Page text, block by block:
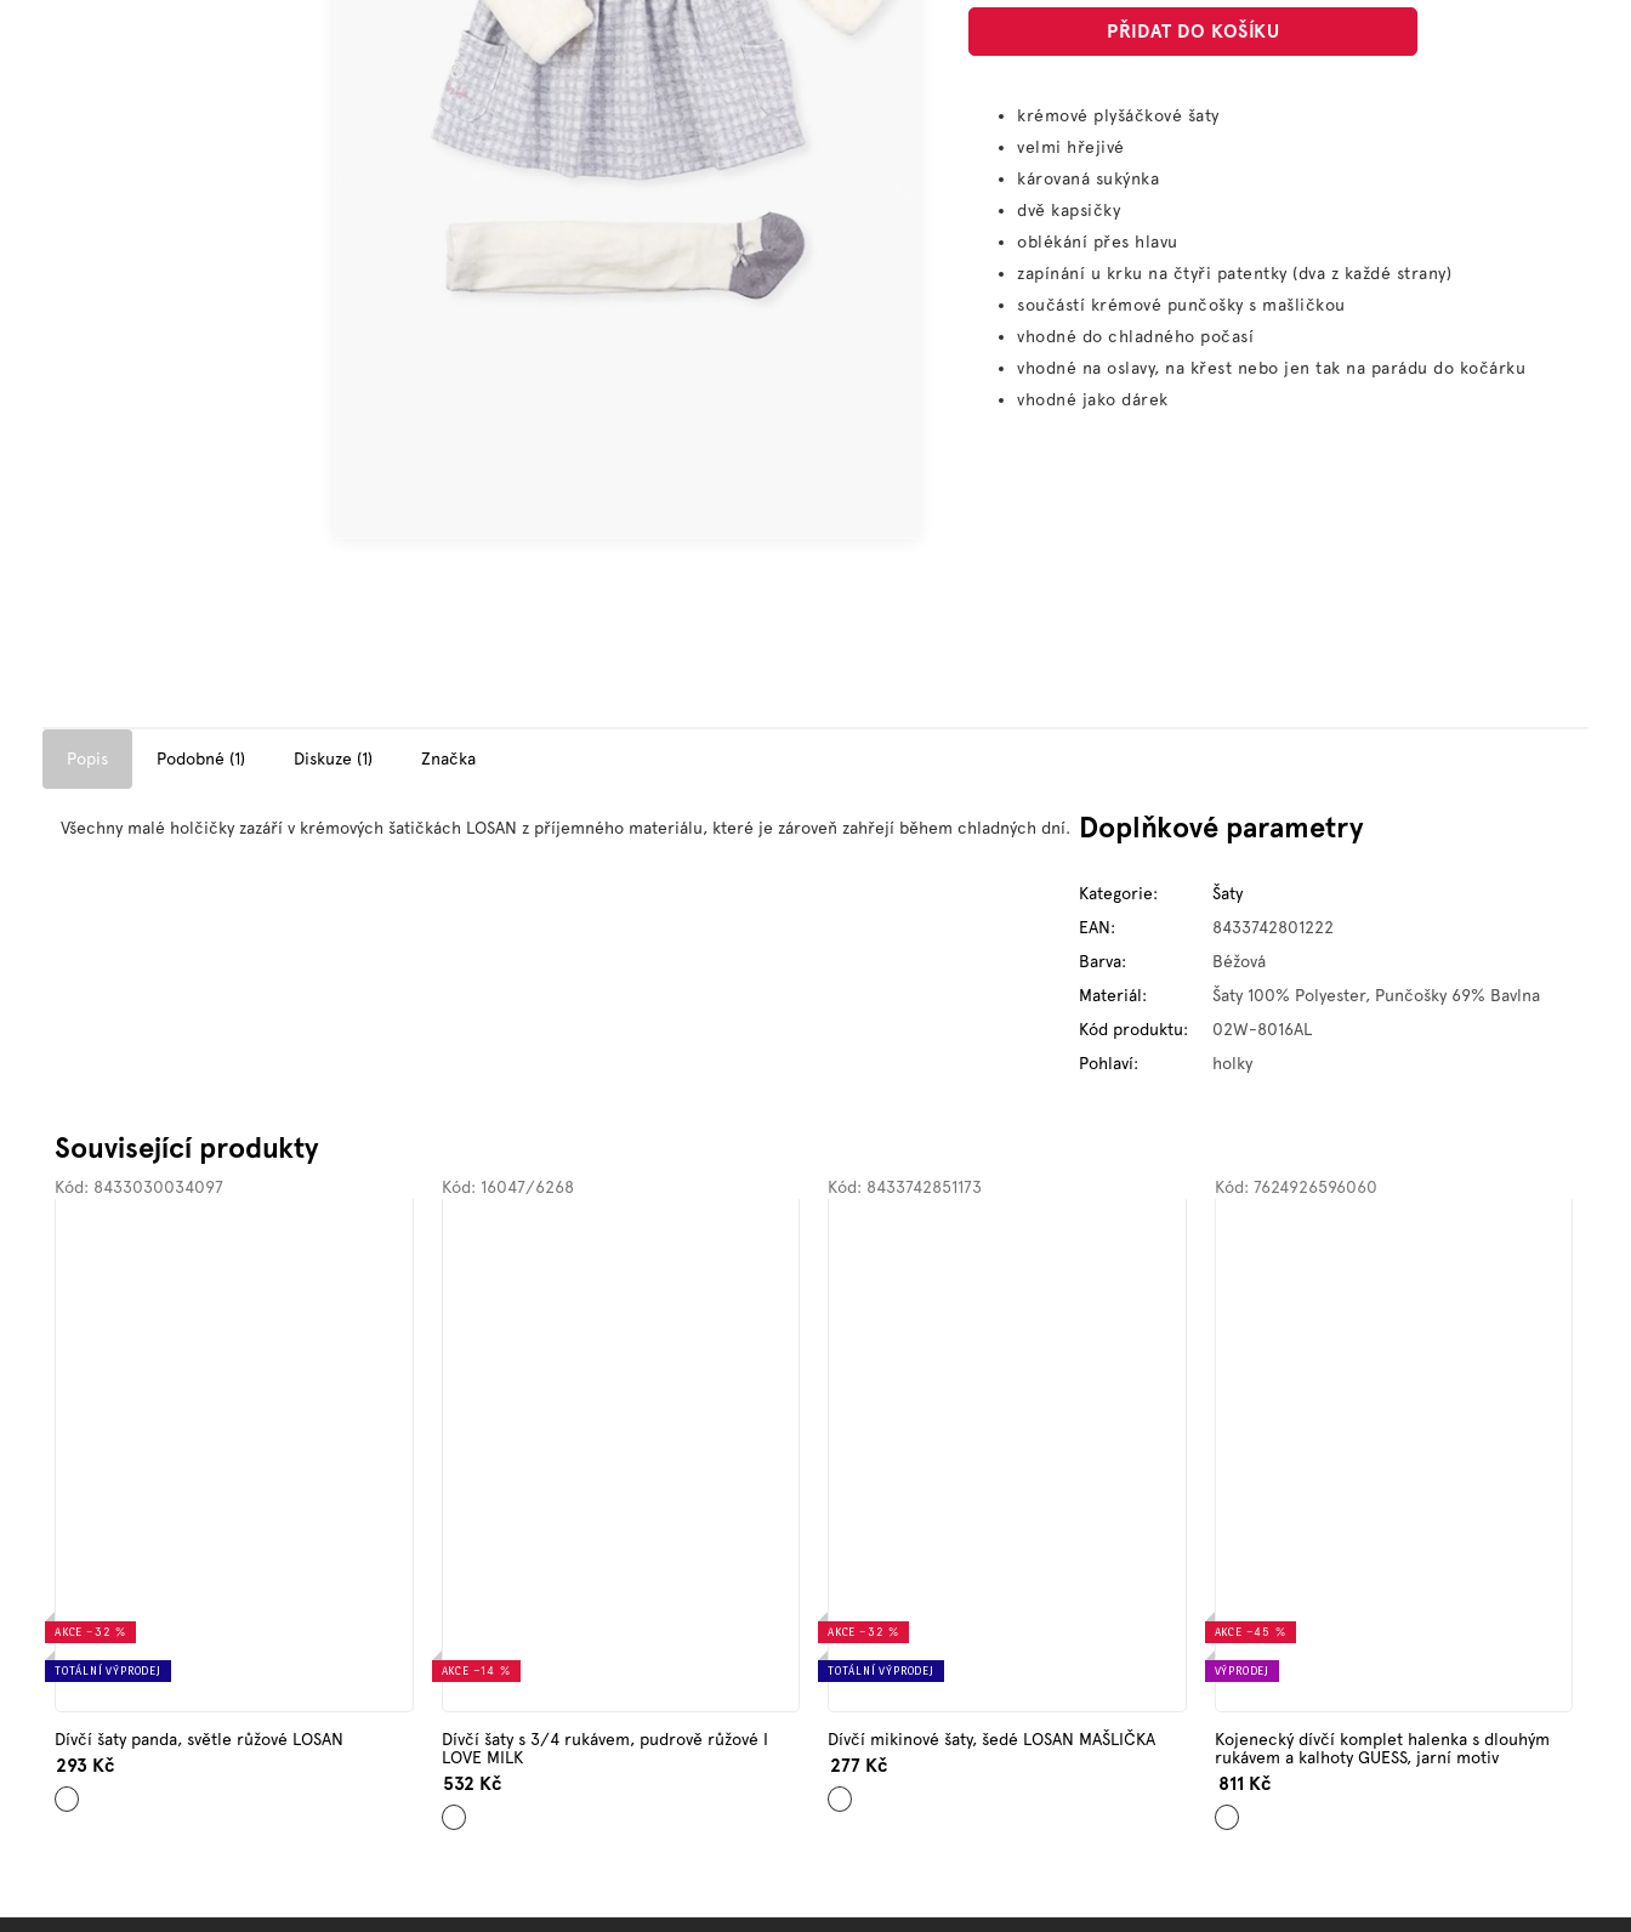
PŘIDAT DO KOŠÍKU
krémové plyšáčkové šaty
velmi hřejivé
károvaná sukýnka
dvě kapsičky
oblékání přes hlavu
zapínání u krku na čtyři patentky (dva z každé strany)
součástí krémové punčošky s mašličkou
vhodné do chladného počasí
vhodné na oslavy, na křest nebo jen tak na parádu do kočárku
vhodné jako dárek
Popis Podobné (1) Diskuze (1) Značka
Všechny malé holčičky zazáří v krémových šatičkách LOSAN z příjemného materiálu, které je zároveň zahřejí během chladných dní. Doplňkové parametry
Kategorie:
Šaty
EAN:
8433742801222
Barva:
Béžová
Materiál:
Šaty 100% Polyester, Punčošky 69% Bavlna
Kód produktu:
02W-8016AL
Pohlaví: holky
Související produkty
AKCE –32 %
TOTÁLNÍ VÝPRODEJ
Dívčí šaty panda, světle růžové LOSAN
293 Kč
Šedá
Kód: 8433030034097
AKCE –14 %
Dívčí šaty s 3/4 rukávem, pudrově růžové I
LOVE MILK
532 Kč
Světle
růžová
Kód: 16047/6268
AKCE –32 %
TOTÁLNÍ VÝPRODEJ
Dívčí mikinové šaty, šedé LOSAN MAŠLIČKA
277 Kč
Šedá
Kód: 8433742851173
AKCE –45 %
VÝPRODEJ
Kojenecký dívčí komplet halenka s dlouhým
rukávem a kalhoty GUESS, jarní motiv
811 Kč
Mix
barev
Kód: 7624926596060